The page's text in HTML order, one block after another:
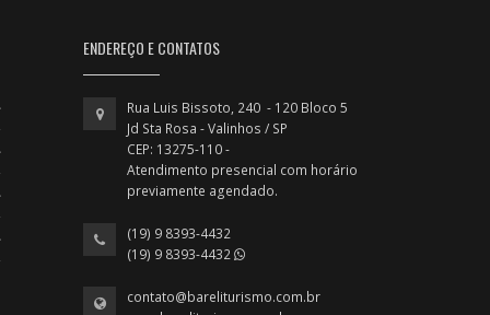
ENDEREÇO E CONTATOS
Rua Luis Bissoto, 240 - 120 Bloco 5
Jd Sta Rosa - Valinhos / SP
CEP: 13275-110 -
Atendimento presencial com horário
previamente agendado.
(19) 9 8393-4432
(19) 9 8393-4432
contato@bareliturismo.com.br